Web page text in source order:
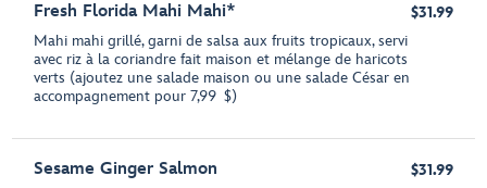
Fresh Florida Mahi Mahi*
Mahi mahi grillé, garni de salsa aux fruits tropicaux, servi
avec riz à la coriandre fait maison et mélange de haricots
verts (ajoutez une salade maison ou une salade César en
accompagnement pour 7,99 $)
$31.99
Sesame Ginger Salmon $31.99